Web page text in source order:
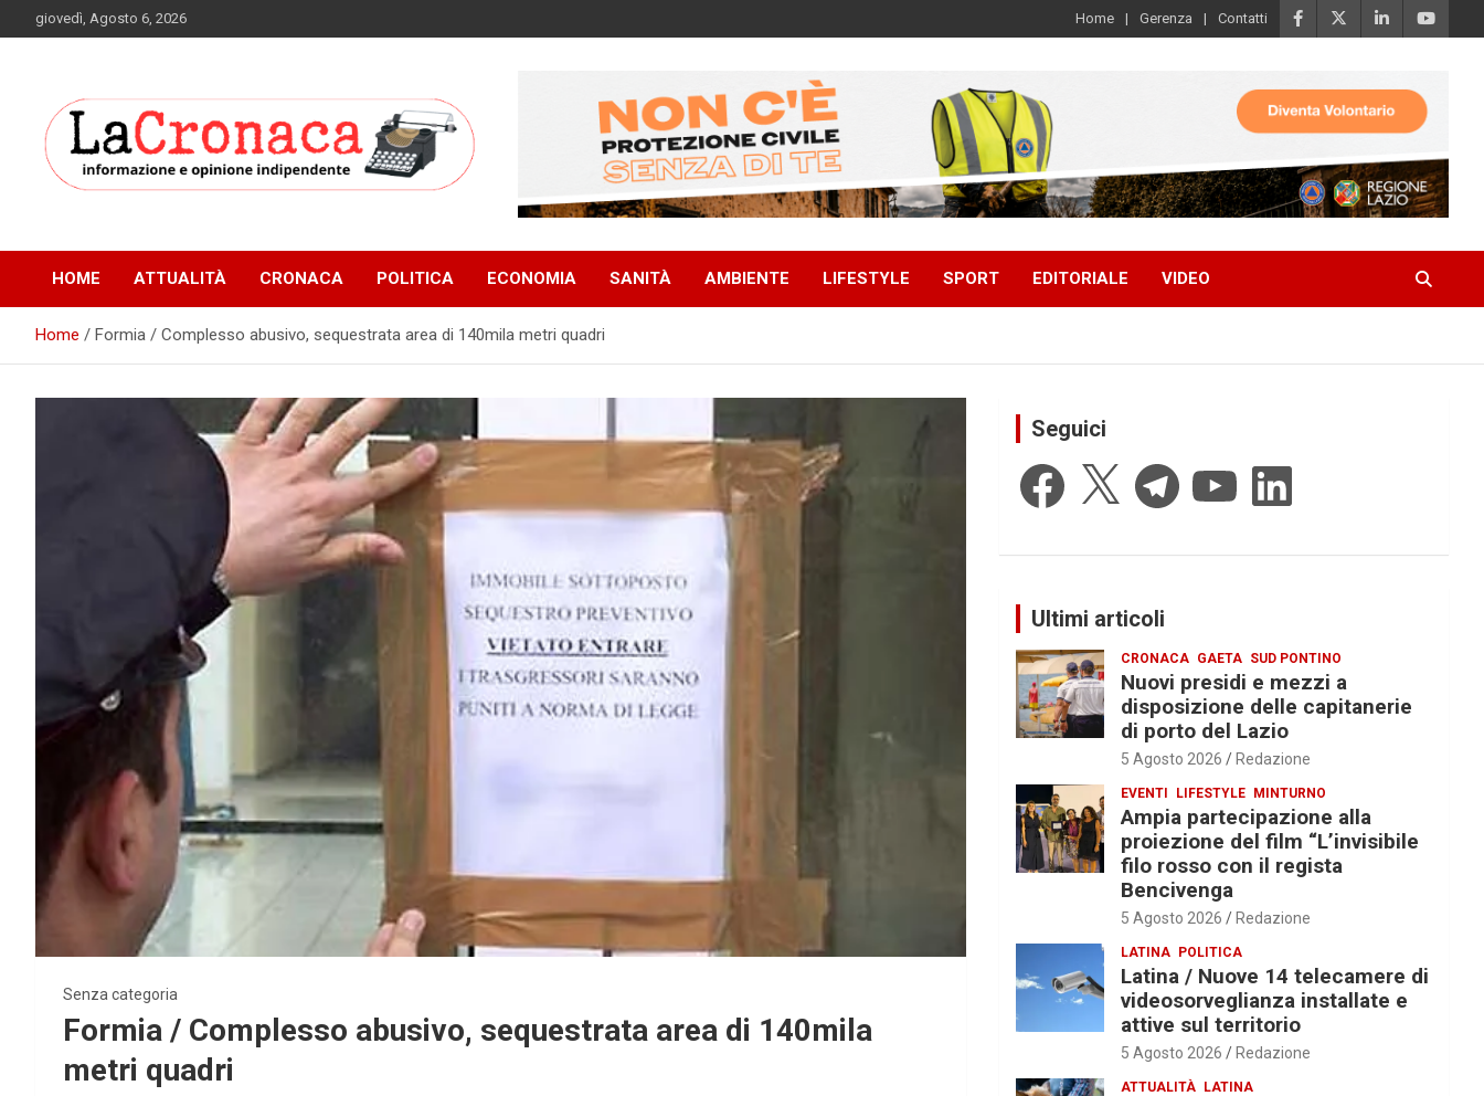
to
giovedì, Agosto 6, 2026 Home Gerenza Contatti
HOME ATTUALITÀ CRONACA POLITICA ECONOMIA SANITÀ AMBIENTE LIFESTYLE SPORT EDITORIALE VIDEO
Home Formia / Complesso abusivo, sequestrata area di 140mila metri quadri
Senza categoria
Formia / Complesso abusivo, sequestrata area di 140mila
metri quadri
Seguici
Facebook
X TelegramYouTube LinkedIn
Ultimi articoli
CRONACA GAETA SUD PONTINO
Nuovi presidi e mezzi a
disposizione delle capitanerie
di porto del Lazio
5 Agosto 2026 Redazione
EVENTI LIFESTYLE MINTURNO
Ampia partecipazione alla
proiezione del film “L’invisibile
filo rosso con il regista
Bencivenga
5 Agosto 2026 Redazione
LATINA POLITICA
Latina / Nuove 14 telecamere di
videosorveglianza installate e
attive sul territorio
5 Agosto 2026 Redazione
ATTUALITÀ LATINA